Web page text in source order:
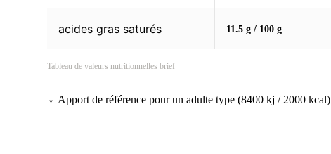
Tableau de valeurs nutritionnelles brief
acides gras saturés 11.5 g / 100 g
﹡ Apport de référence pour un adulte type (8400 kj / 2000 kcal)